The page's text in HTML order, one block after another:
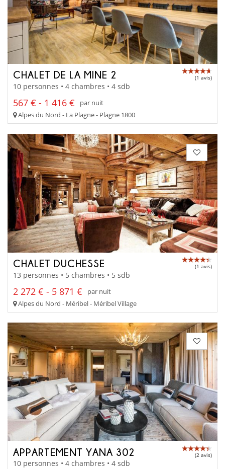
CHALET DE LA MINE 2 (1 avis)
10 personnes • 4 chambres • 4 sdb
567 € - 1 416 €
par nuit
Alpes du Nord - La Plagne - Plagne 1800
CHALET DUCHESSE (1 avis)
13 personnes • 5 chambres • 5 sdb
2 272 € - 5 871 €
par nuit
Alpes du Nord - Méribel - Méribel Village
APPARTEMENT YANA 302 (2 avis)
10 personnes • 4 chambres • 4 sdb